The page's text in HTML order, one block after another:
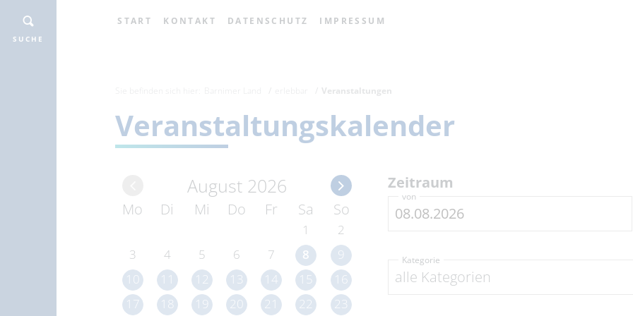
START KONTAKT DATENSCHUTZ IMPRESSUM
SUCHE
Veranstaltungen
Veranstaltungskalender
August 2026
Mo Di Mi Do Fr Sa So
1
2
3
4 5 6 7 8
9
10
11 12 13 14 15
16
17
18 19 20 21 22 23
Zeitraum
von
alle Kategorien
Kategorie